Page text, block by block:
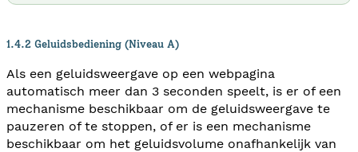
1.4.2 Geluidsbediening (Niveau A)
Als een geluidsweergave op een webpagina
automatisch meer dan 3 seconden speelt, is er of een
mechanisme beschikbaar om de geluidsweergave te
pauzeren of te stoppen, of er is een mechanisme
beschikbaar om het geluidsvolume onafhankelijk van